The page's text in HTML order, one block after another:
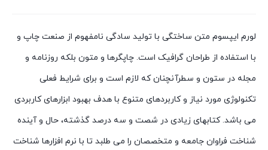
لورم ایپسوم متن ساختگی با تولید سادگی نامفهوم از صنعت چاپ و
با استفاده از طراحان گرافیک است. چاپگرها و متون بلکه روزنامه و
مجله در ستون و سطرآنچنان که لازم است و برای شرایط فعلی
تکنولوژی مورد نیاز و کاربردهای متنوع با هدف بهبود ابزارهای کاربردی
می باشد. کتابهای زیادی در شصت و سه درصد گذشته، حال و آینده
شناخت فراوان جامعه و متخصصان را می طلبد تا با نرم افزارها شناخت